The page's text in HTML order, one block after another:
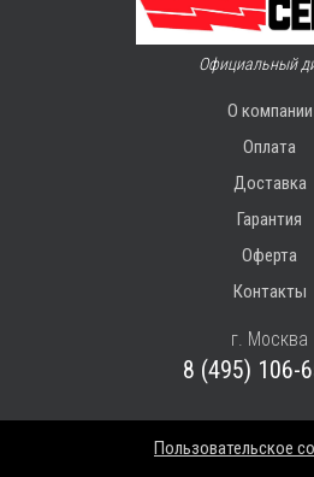
Официальный
О компании
Оплата
Доставка
Гарантия
Оферта
Контакты
г. Москва
8 (495) 106-
Пользовательское